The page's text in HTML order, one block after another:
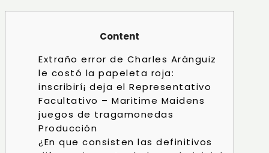
Content
Extraño error de Charles Aránguiz
le costó la papeleta roja:
inscribirí¡ deja el Representativo
Facultativo – Maritime Maidens
juegos de tragamonedas
Producción
¿En que consisten las definitivos